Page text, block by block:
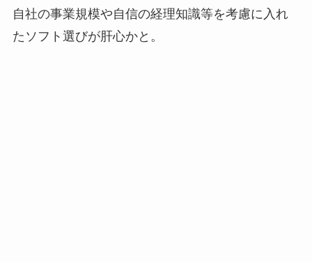
自社の事業規模や自信の経理知識等を考慮に入れ
たソフト選びが肝心かと。